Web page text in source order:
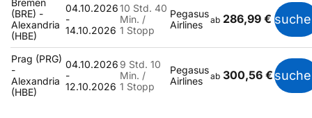
Bremen
(BRE) -
Alexandria
(HBE)
04.10.2026
-
14.10.2026
10 Std. 40
Min. /
1 Stopp
Pegasus
Airlines
ab 286,99 €
Prag (PRG)
-
Alexandria
(HBE)
04.10.2026
-
12.10.2026
9 Std. 10
Min. /
1 Stopp
Pegasus
Airlines
ab 300,56 €